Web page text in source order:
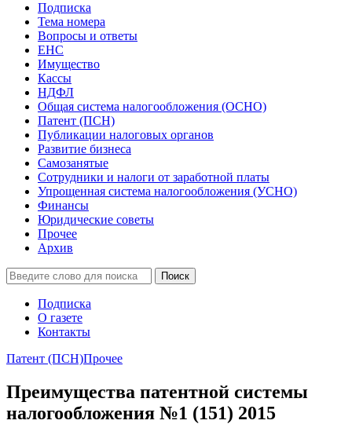
Подписка
Тема номера
Вопросы и ответы
ЕНС
Имущество
Кассы
НДФЛ
Общая система налогообложения (ОСНО)
Патент (ПСН)
Публикации налоговых органов
Развитие бизнеса
Самозанятые
Сотрудники и налоги от заработной платы
Упрощенная система налогообложения (УСНО)
Финансы
Юридические советы
Прочее
Архив
Подписка
О газете
Контакты
Патент (ПСН)Прочее
Преимущества патентной системы
налогообложения №1 (151) 2015